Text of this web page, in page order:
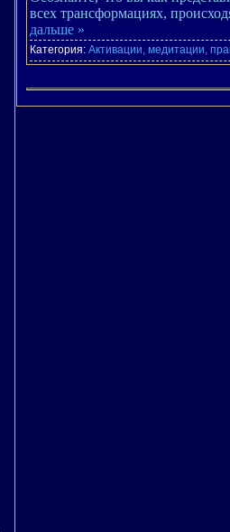
всех трансформациях,
дальше »
Категория: Активации, медитации,